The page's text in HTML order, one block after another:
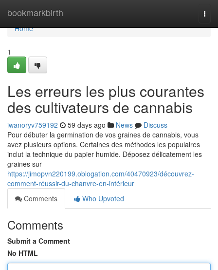
bookmarkbirth
Home
Home
1
Les erreurs les plus courantes
des cultivateurs de cannabis
iwanoryv759192 59 days ago News
Discuss
Pour débuter la germination de vos graines de cannabis, vous
avez plusieurs options. Certaines des méthodes les populaires
inclut la technique du papier humide. Déposez délicatement les
graines sur
https://jimopvn220199.oblogation.com/40470923/découvrez-
comment-réussir-du-chanvre-en-intérieur
Comments
Who Upvoted
Comments
Submit a Comment
No HTML